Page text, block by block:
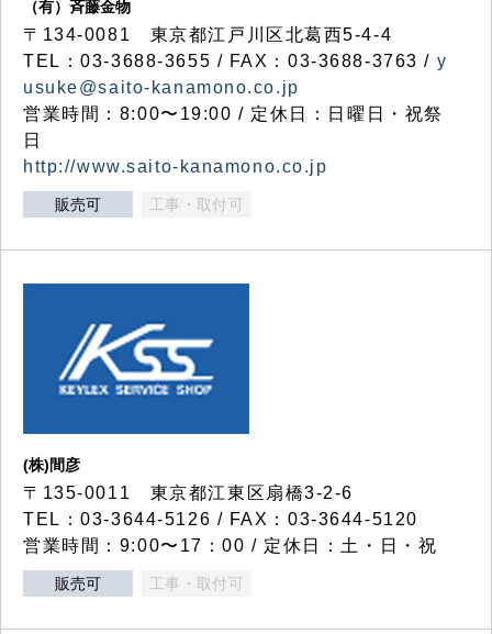
（有）斉藤金物
〒134-0081 東京都江戸川区北葛西5-4-4
TEL：03-3688-3655 / FAX：03-3688-3763 / y
usuke@saito-kanamono.co.jp
営業時間：8:00〜19:00 / 定休日：日曜日・祝祭
日
http://www.saito-kanamono.co.jp
販売可 工事・取付可
(株)間彦
〒135-0011 東京都江東区扇橋3-2-6
TEL：03-3644-5126 / FAX：03-3644-5120
営業時間：9:00〜17：00 / 定休日：土・日・祝
販売可 工事・取付可